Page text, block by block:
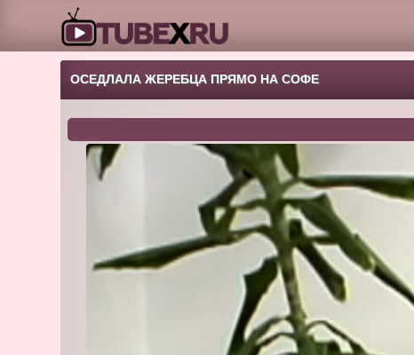
ОСЕДЛАЛА ЖЕРЕБЦА ПРЯМО НА СОФЕ